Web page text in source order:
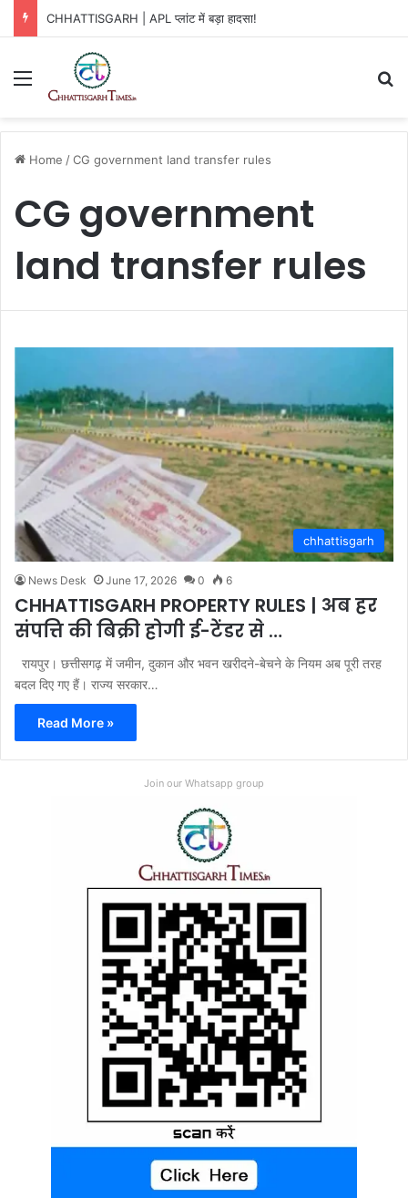
CHHATTISGARH | APL प्लांट में बड़ा हादसा!
Menu
Home /CG government land transfer rules
CG government
land transfer rules
chhattisgarh
News Desk June 17, 2026 0 6
CHHATTISGARH PROPERTY RULES | अब हर
संपत्ति की बिक्री होगी ई-टेंडर से …
रायपुर। छत्तीसगढ़ में जमीन, दुकान और भवन खरीदने-बेचने के नियम अब पूरी तरह
बदल दिए गए हैं। राज्य सरकार…
Read More »
Join our Whatsapp group